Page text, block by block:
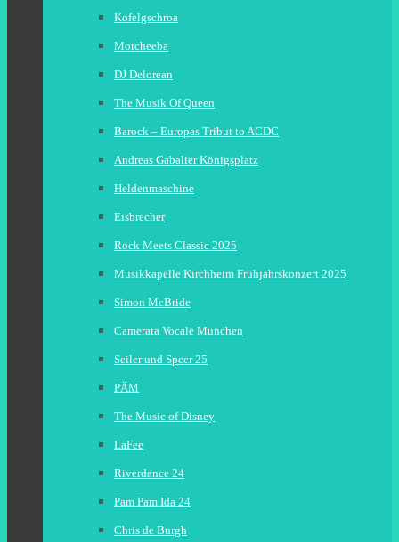
Kofelgschroa
Morcheeba
DJ Delorean
The Musik Of Queen
Barock – Europas Tribut to ACDC
Andreas Gabalier Königsplatz
Heldenmaschine
Eisbrecher
Rock Meets Classic 2025
Musikkapelle Kirchheim Frühjahrskonzert 2025
Simon McBride
Camerata Vocale München
Seiler und Speer 25
PÄM
The Music of Disney
LaFee
Riverdance 24
Pam Pam Ida 24
Chris de Burgh